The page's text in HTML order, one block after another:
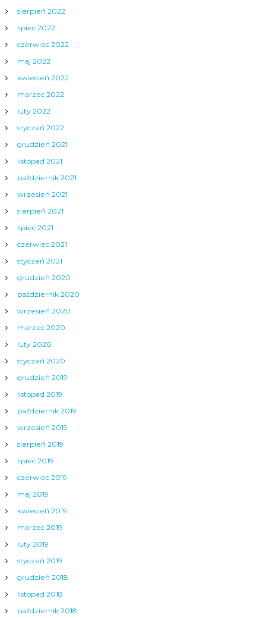
sierpień 2022
lipiec 2022
czerwiec 2022
maj 2022
kwiecień 2022
marzec 2022
luty 2022
styczeń 2022
grudzień 2021
listopad 2021
październik 2021
wrzesień 2021
sierpień 2021
lipiec 2021
czerwiec 2021
styczeń 2021
grudzień 2020
październik 2020
wrzesień 2020
marzec 2020
luty 2020
styczeń 2020
grudzień 2019
listopad 2019
październik 2019
wrzesień 2019
sierpień 2019
lipiec 2019
czerwiec 2019
maj 2019
kwiecień 2019
marzec 2019
luty 2019
styczeń 2019
grudzień 2018
listopad 2018
październik 2018